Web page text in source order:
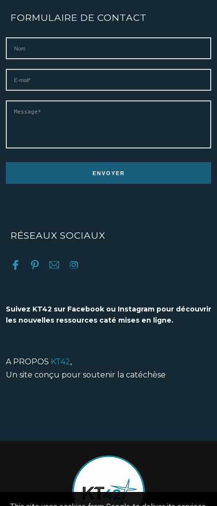
FORMULAIRE DE CONTACT
RÉSEAUX SOCIAUX
Suivez KT42 sur Facebook ou Instagram pour découvrir
les nouvelles ressources caté mises en ligne.
A PROPOS KT42,
Un site conçu pour soutenir la catéchèse